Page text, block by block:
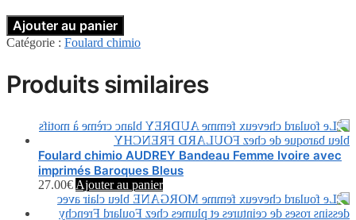
Ajouter au panier
Catégorie : Foulard chimio
Produits similaires
Foulard chimio AUDREY Bandeau Femme Ivoire avec
imprimés Baroques Bleus
27.00€ Ajouter au panier